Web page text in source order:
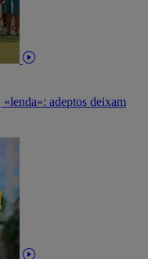
«lenda»: adeptos deixam